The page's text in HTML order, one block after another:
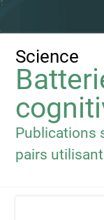
Science
Publications
pairs